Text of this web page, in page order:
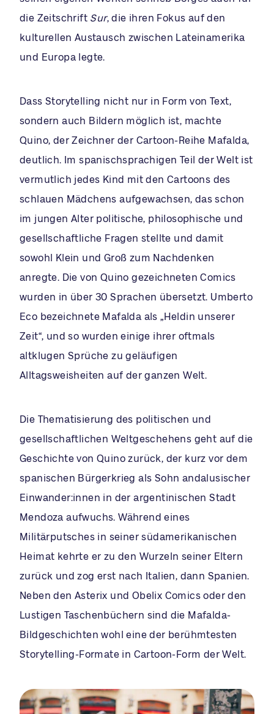
die Zeitschrift Sur, die ihren Fokus auf den
kulturellen Austausch zwischen Lateinamerika
und Europa legte.
Dass Storytelling nicht nur in Form von Text,
sondern auch Bildern möglich ist, machte
Quino, der Zeichner der Cartoon-Reihe Mafalda,
deutlich. Im spanischsprachigen Teil der Welt ist
vermutlich jedes Kind mit den Cartoons des
schlauen Mädchens aufgewachsen, das schon
im jungen Alter politische, philosophische und
gesellschaftliche Fragen stellte und damit
sowohl Klein und Groß zum Nachdenken
anregte. Die von Quino gezeichneten Comics
wurden in über 30 Sprachen übersetzt. Umberto
Eco bezeichnete Mafalda als „Heldin unserer
Zeit“, und so wurden einige ihrer oftmals
altklugen Sprüche zu geläufigen
Alltagsweisheiten auf der ganzen Welt.
Die Thematisierung des politischen und
gesellschaftlichen Weltgeschehens geht auf die
Geschichte von Quino zurück, der kurz vor dem
spanischen Bürgerkrieg als Sohn andalusischer
Einwander:innen in der argentinischen Stadt
Mendoza aufwuchs. Während eines
Militärputsches in seiner südamerikanischen
Heimat kehrte er zu den Wurzeln seiner Eltern
zurück und zog erst nach Italien, dann Spanien.
Neben den Asterix und Obelix Comics oder den
Lustigen Taschenbüchern sind die Mafalda-
Bildgeschichten wohl eine der berühmtesten
Storytelling-Formate in Cartoon-Form der Welt.